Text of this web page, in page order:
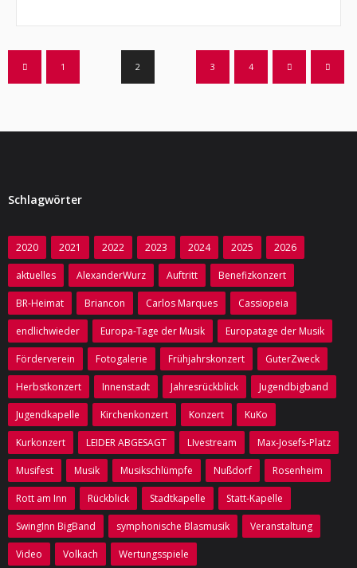
1 2 3 4
Schlagwörter
2020 2021 2022 2023 2024 2025 2026
aktuelles AlexanderWurz Auftritt Benefizkonzert
BR-Heimat Briancon Carlos Marques Cassiopeia
endlichwieder Europa-Tage der Musik Europatage der Musik
Förderverein Fotogalerie Frühjahrskonzert GuterZweck
Herbstkonzert Innenstadt Jahresrückblick Jugendbigband
Jugendkapelle Kirchenkonzert Konzert KuKo
Kurkonzert LEIDER ABGESAGT LIvestream Max-Josefs-Platz
Musifest Musik Musikschlümpfe Nußdorf Rosenheim
Rott am Inn Rückblick Stadtkapelle Statt-Kapelle
SwingInn BigBand symphonische Blasmusik Veranstaltung
Video Volkach Wertungsspiele